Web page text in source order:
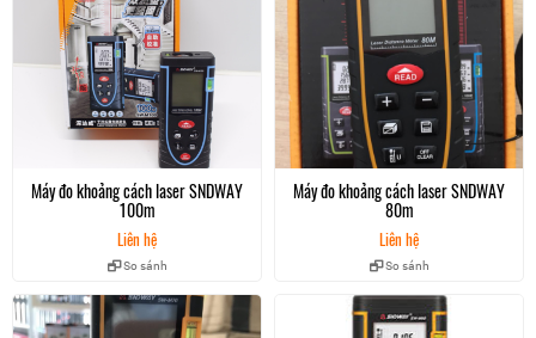
với nhiều tính năng chuyên sâu giúp công việc đo đạc của bạn trở lên đơn
giản hơn bao giờ hết.
Máy đo khoảng cách laser SNDWAY
100m
Liên hệ
So sánh
Máy đo khoảng cách laser SNDWAY
80m
Liên hệ
So sánh